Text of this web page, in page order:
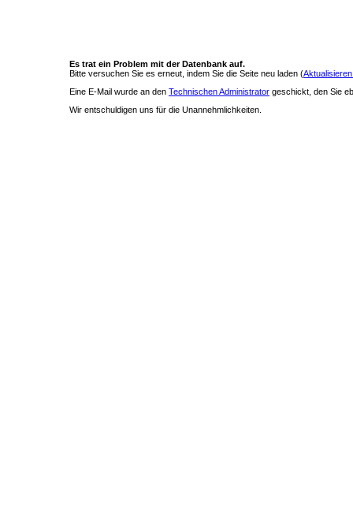
Es trat ein Problem mit der Datenbank auf.
Bitte versuchen Sie es erneut, indem Sie die Seite neu laden (
Eine E-Mail wurde an den Technischen Administrator geschickt, den Sie
Wir entschuldigen uns für die Unannehmlichkeiten.